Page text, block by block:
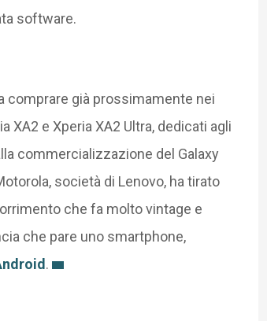
software.
comprare già prossimamente nei
XA2 e Xperia XA2 Ultra, dedicati agli
commercializzazione del Galaxy
società di Lenovo, ha tirato
che fa molto vintage e
che pare uno smartphone,
.